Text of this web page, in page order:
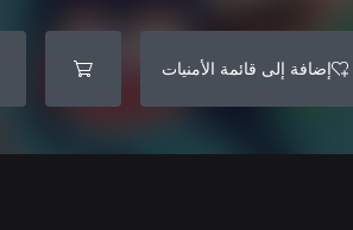
إضافة إلى قائمة الأمنيات